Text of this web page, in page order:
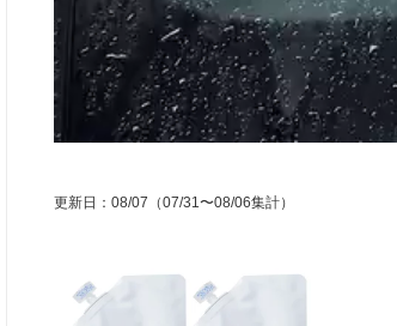
更新日 ： 08/07 （07/31〜08/06集計）